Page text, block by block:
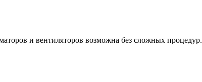
и вентиляторов возможна без сложных процедур.